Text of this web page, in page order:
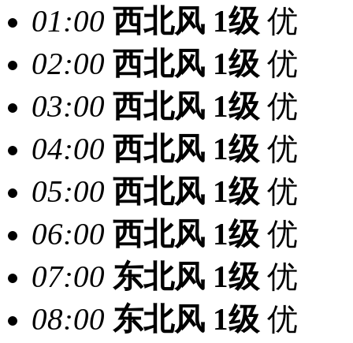
01:00 西北风 1级 优
02:00 西北风 1级 优
03:00 西北风 1级 优
04:00 西北风 1级 优
05:00 西北风 1级 优
06:00 西北风 1级 优
07:00 东北风 1级 优
08:00 东北风 1级 优